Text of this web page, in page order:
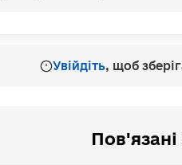
Увійдіть, щоб